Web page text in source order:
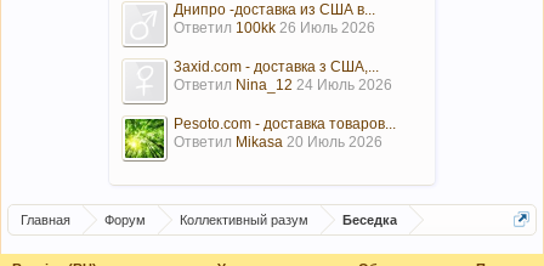
Днипро -доставка из США в...
Ответил 100kk 26 Июль 2026
3axid.com - доставка з США,...
Ответил Nina_12 24 Июль 2026
Pesoto.com - доставка товаров...
Ответил Mikasa 20 Июль 2026
Главная Форум Коллективный разум Беседка